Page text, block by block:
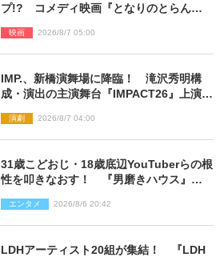
プ!? コメディ映画『となりのとらんす
映画 2026/8/7 05:00
IMP.、新橋演舞場に降臨！ 滝沢秀明構
成・演出の主演舞台『IMPACT26』上演決
演劇 2026/8/7 04:00
31歳こどおじ・18歳底辺YouTuberらの根
性を叩きなおす！ 『男磨きハウス』第2
エンタメ 2026/8/6 20:42
LDHアーティスト20組が集結！ 『LDH